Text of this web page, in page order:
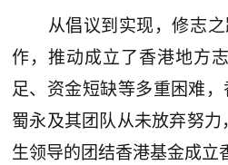
从倡议到实现，修志
作，推动成立了香港地方
足、资金短缺等多重困难
蜀永及其团队从未放弃努
生领导的团结香港基金成立